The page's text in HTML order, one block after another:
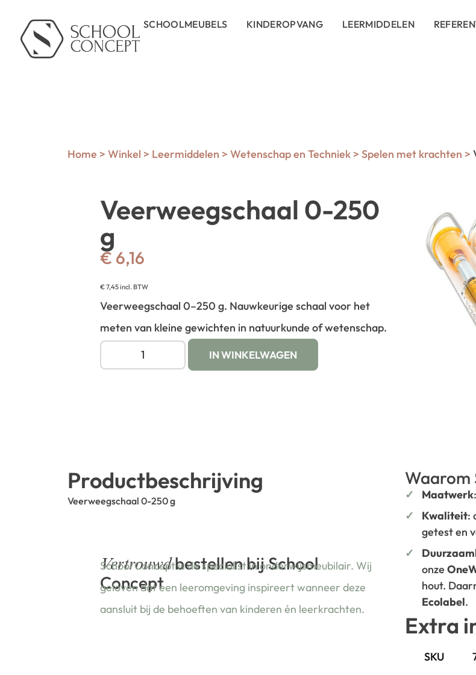
SCHOOLMEUBELS KINDEROPVANG LEERMIDDELEN
Home > Winkel > Leermiddelen > Wetenschap en Techniek > Spelen met krachten >
Veerweegschaal 0-250
g
€ 6,16
€7,45incl. BTW
Veerweegschaal 0–250 g. Nauwkeurige schaal voor het
meten van kleine gewichten in natuurkunde of wetenschap.
IN WINKELWAGEN
Productbeschrijving
Veerweegschaal 0-250 g
Vertrouwdbestellen bij School
Concept
School Concept is de specialist in onderwijsmeubilair. Wij
geloven dat een leeromgeving inspireert wanneer deze
aansluit bij de behoeften van kinderen én leerkrachten.
Waarom
Maatwerk
Kwaliteit:
getest en
onze
hout.
Ecolabel.
Extra
SKU